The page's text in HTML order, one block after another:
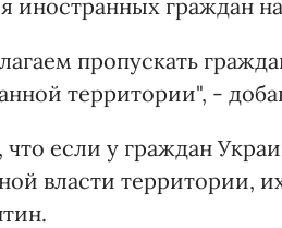
иностранных граждан
пропускать
территории", -
что если у граждан
власти территории,